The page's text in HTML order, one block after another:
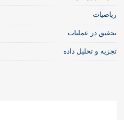
ریاضیات
تحقیق در عملیات
تجزیه و تحلیل داده